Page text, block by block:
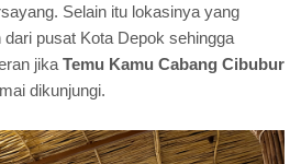
Selain itu lokasinya yang
pusat Kota Depok sehingga
jika Temu Kamu Cabang Cibubur
dikunjungi.